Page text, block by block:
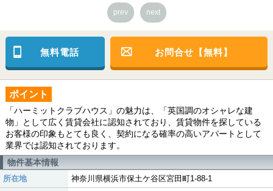
prev next
無料電話 お問合せ【無料】
ポイント
「ハーミットクラブハウス」の魅力は、「英国調のオシャレな建
物」として広く賃貸会社に認知されており、賃貸物件を探している
お客様の印象もとても良く、契約になる確率の高いアパートとして
業界では認知されております。
物件基本情報
所在地
神奈川県横浜市保土ケ谷区宮田町1-88-1